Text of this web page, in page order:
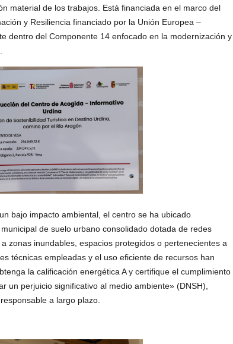
material de los trabajos. Está financiada en el marco del
y Resiliencia financiado por la Unión Europea –
dentro del Componente 14 enfocado en la modernización y
.
bajo impacto ambiental, el centro se ha ubicado
de suelo urbano consolidado dotada de redes
zonas inundables, espacios protegidos o pertenecientes a
técnicas empleadas y el uso eficiente de recursos han
la calificación energética A y certifique el cumplimiento
un perjuicio significativo al medio ambiente» (DNSH),
a largo plazo